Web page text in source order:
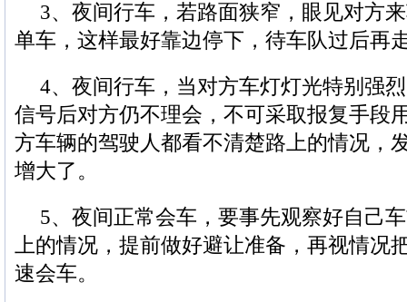
3、夜间行车，若路面狭窄，眼见对方
单车，这样最好靠边停下，待车队过后再
4、夜间行车，当对方车灯灯光特别强
信号后对方仍不理会，不可采取报复手段
方车辆的驾驶人都看不清楚路上的情况，
增大了。
5、夜间正常会车，要事先观察好自己
上的情况，提前做好避让准备，再视情况
速会车。